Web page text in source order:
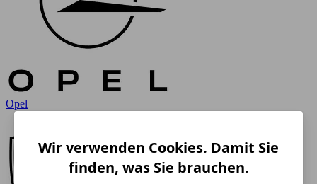
Opel
Wir verwenden Cookies. Damit Sie
finden, was Sie brauchen.